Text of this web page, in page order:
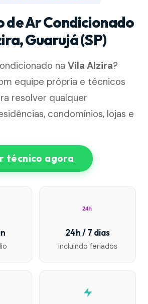
de Ar Condicionado
Guarujá (SP)
na Vila Alzira?
equipe própria e técnicos
resolver qualquer
condomínios, lojas e
técnico agora
24h
24h / 7 dias
incluindo feriados